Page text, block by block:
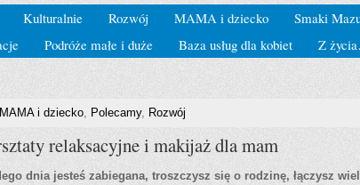
Kulturalnie Rozwój MAMA i dziecko Smaki
Podróże małe i duże Baza usług dla kobiet Z
MAMA i dziecko, Polecamy, Rozwój
relaksacyjne i makijaż dla mam
dnia jesteś zabiegana, troszczysz się o rodzinę, łączysz